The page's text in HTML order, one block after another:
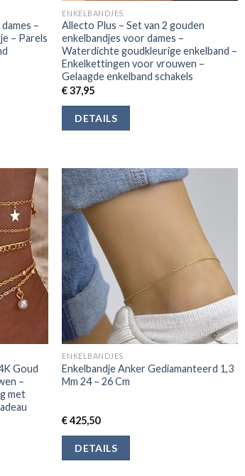
–
– Parels
ENKELBANDJES
Allecto Plus – Set van 2 gouden
enkelbandjes voor dames –
Waterdichte goudkleurige enkelband –
Enkelkettingen voor vrouwen –
Gelaagde enkelband schakels
€37,95
DETAILS
Goud
–
met
ENKELBANDJES
Enkelbandje Anker Gediamanteerd 1,3
Mm 24 – 26 Cm
€425,50
DETAILS